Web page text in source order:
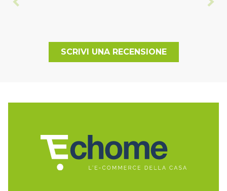
SCRIVI UNA RECENSIONE